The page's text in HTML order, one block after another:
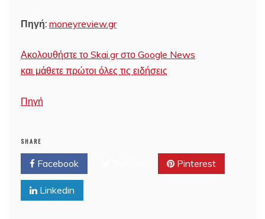
Πηγή: moneyreview.gr
Ακολουθήστε το Skai.gr στο Google News
και μάθετε πρώτοι όλες τις ειδήσεις
Πηγή
SHARE
Facebook Pinterest
Linkedin